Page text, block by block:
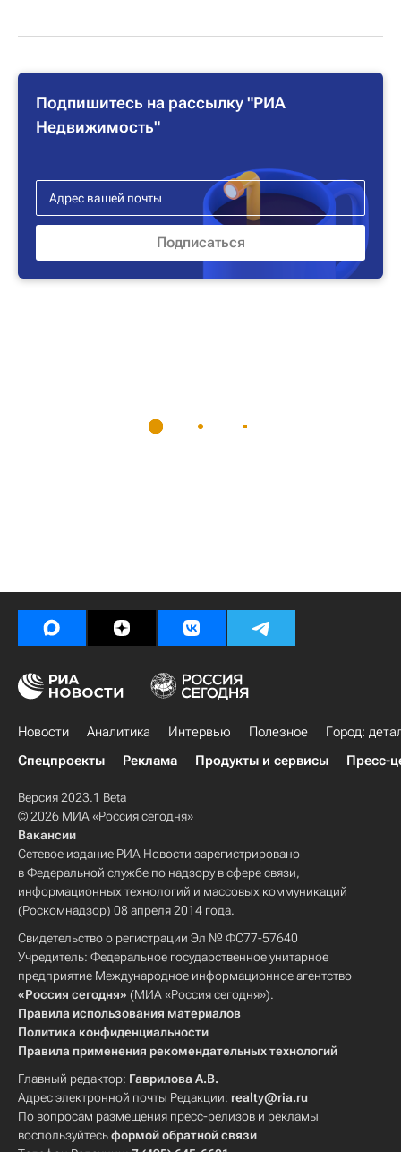
Подпишитесь на рассылку "РИА
Недвижимость"
Новости Аналитика Интервью Полезное
Город:
Спецпроекты
Реклама Продукты и сервисы Пресс-
Версия 2023.1 Beta
© 2026 МИА «Россия сегодня»
Вакансии
Сетевое издание РИА Новости зарегистрировано
в Федеральной службе по надзору в сфере связи,
информационных технологий и массовых коммуникаций
(Роскомнадзор) 08 апреля 2014 года.
Свидетельство о регистрации Эл № ФС77-57640
Учредитель: Федеральное государственное унитарное
предприятие Международное информационное агентство
«Россия сегодня» (МИА «Россия сегодня»).
Правила использования материалов
Политика конфиденциальности
Правила применения рекомендательных технологий
Главный редактор: Гаврилова А.В.
Адрес электронной почты Редакции: realty@ria.ru
По вопросам размещения пресс-релизов и рекламы
воспользуйтесьформой обратной связи